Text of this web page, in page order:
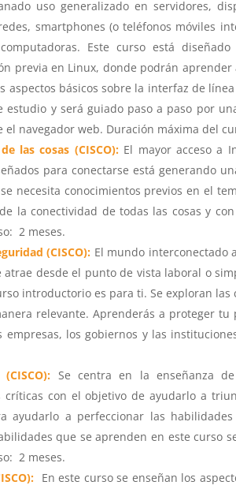
uso generalizado en servidores,
smartphones (o teléfonos móviles
Este curso está
previa en Linux, donde podrán
aspectos básicos sobre la interfaz de
y será guiado paso a paso por
el navegador web. Duración máxima del
las cosas (CISCO): El mayor acceso a
para conectarse está generando
necesita conocimientos previos en el
la conectividad de todas las cosas y
2 meses.
(CISCO): El mundo interconectado
atrae desde el punto de vista laboral o
introductorio es para ti. Se exploran
relevante. Aprenderás a proteger
empresas, los gobiernos y las
Se centra en la enseñanza
críticas con el objetivo de ayudarlo a
ayudarlo a perfeccionar las
que se aprenden en este curso
2 meses.
En este curso se enseñan los